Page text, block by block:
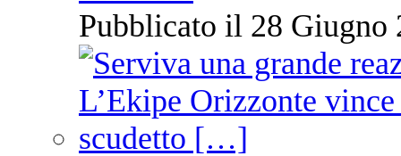
Pubblicato il 28 Giugno